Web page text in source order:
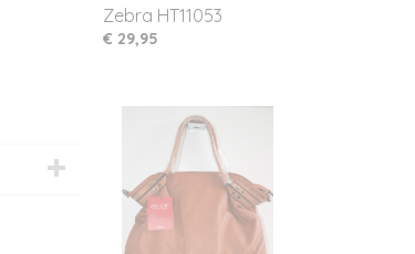
Zebra HT11053
€ 29,95